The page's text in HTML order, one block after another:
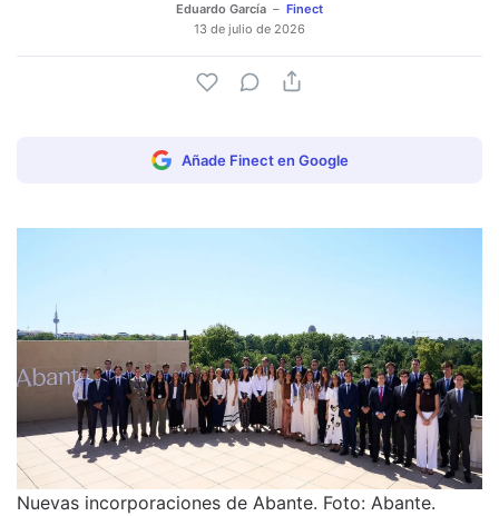
Eduardo García
Finect
13 de julio de 2026
Añade Finect en Google
Nuevas incorporaciones de Abante. Foto: Abante.